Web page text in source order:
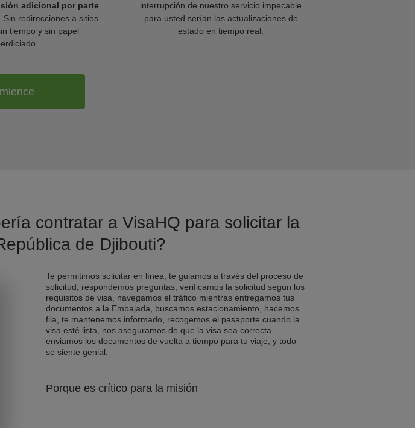
adicional por parte
. Sin redirecciones a sitios
tiempo y sin papel
interrupción de nuestro servicio impecable
para usted serían las actualizaciones de
estado en tiempo real.
contratar a VisaHQ para solicitar la
de Djibouti?
Te permitimos solicitar en línea, te guiamos a través del proceso de
solicitud, respondemos preguntas, verificamos la solicitud según los
requisitos de visa, navegamos el tráfico mientras entregamos tus
documentos a la Embajada, buscamos estacionamiento, hacemos
fila, te mantenemos informado, recogemos el pasaporte cuando la
visa esté lista, nos aseguramos de que la visa sea correcta,
enviamos los documentos de vuelta a tiempo para tu viaje, y todo
se siente genial.
Porque es crítico para la misión